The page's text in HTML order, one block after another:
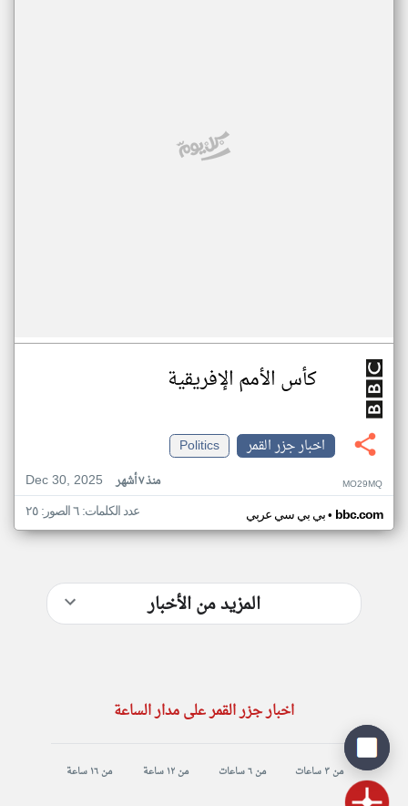
كأس الأمم الإفريقية
اخبار جزر القمر
Politics
Dec 30, 2025
منذ ٧ أشهر MO29MQ
بي بي سي عربي• bbc.com عدد الكلمات: ٦ الصور: ٢٥
المزيد من الأخبار
اخبار جزر القمر على مدار الساعة
من ٣ ساعات من ٦ ساعات من ١٢ ساعة من ١٦ ساعة